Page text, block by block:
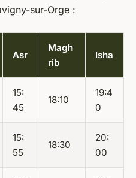
sur-Orge :
Asr
Magh
rib
Isha
15:
45
18:10
19:4
0
15:
55
18:30
20:
00